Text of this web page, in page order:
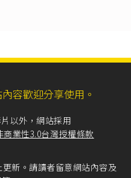
、台灣消費者保護協會
項：「消費者與企業經營
爭議時，消費者得向企
容歡迎分享使用。
以外，網站採用
商業性3.0台灣授權條款
新。請讀者留意網站內容及